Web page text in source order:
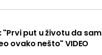
"Prvi put u životu da sam
ovako nešto" VIDEO